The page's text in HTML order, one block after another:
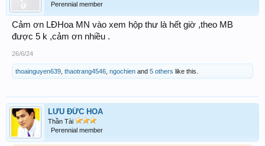
Perennial member
Cảm ơn LĐHoa MN vào xem hộp thư là hết giờ ,theo MB
được 5 k ,cảm ơn nhiều .
26/6/24
thoainguyen639 thaotrang4546 ngochien and 5 others like this.
LƯU ĐỨC HOA
Thần Tài
Perennial member